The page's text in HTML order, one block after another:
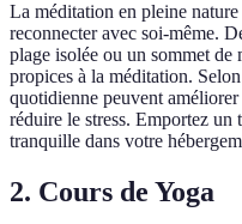
La méditation en pleine
reconnecter avec soi-même.
plage isolée ou un sommet
propices à la méditation.
quotidienne peuvent
réduire le stress. Emportez
tranquille dans votre
2. Cours de Yoga